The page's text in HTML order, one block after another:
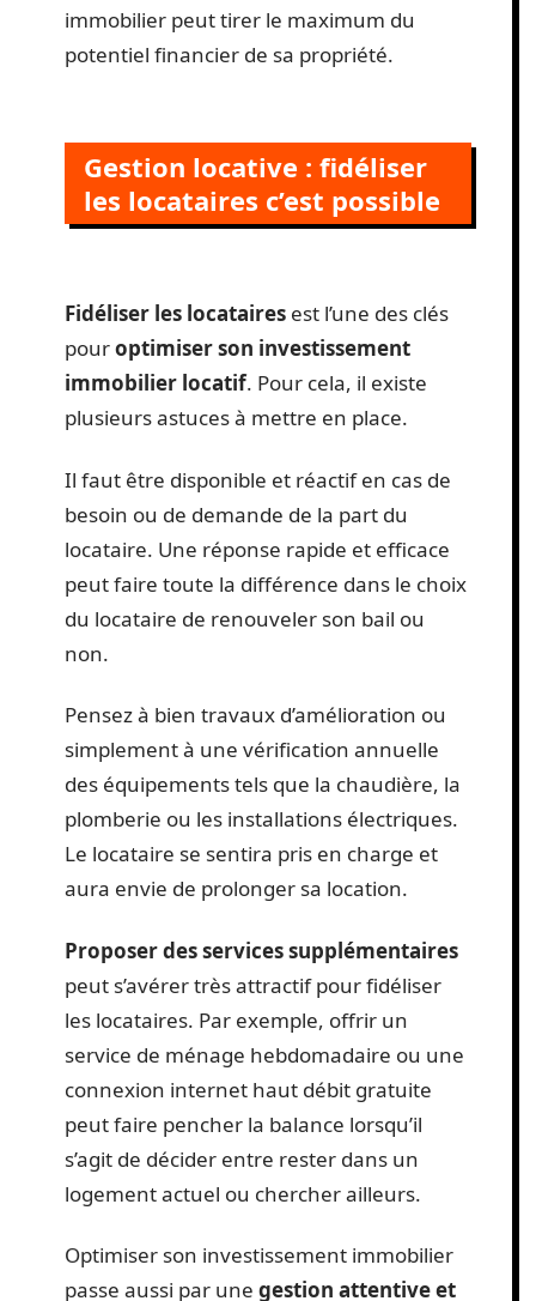
immobilier peut tirer le maximum du
potentiel financier de sa propriété.
Gestion locative : fidéliser
les locataires c’est possible
Fidéliser les locataires est l’une des clés
pouroptimiser son investissement
immobilier locatif. Pour cela, il existe
plusieurs astuces à mettre en place.
Il faut être disponible et réactif en cas de
besoin ou de demande de la part du
locataire. Une réponse rapide et efficace
peut faire toute la différence dans le choix
du locataire de renouveler son bail ou
non.
Pensez à bien travaux d’amélioration ou
simplement à une vérification annuelle
des équipements tels que la chaudière, la
plomberie ou les installations électriques.
Le locataire se sentira pris en charge et
aura envie de prolonger sa location.
Proposer des services supplémentaires
peut s’avérer très attractif pour fidéliser
les locataires. Par exemple, offrir un
service de ménage hebdomadaire ou une
connexion internet haut débit gratuite
peut faire pencher la balance lorsqu’il
s’agit de décider entre rester dans un
logement actuel ou chercher ailleurs.
Optimiser son investissement immobilier
passe aussi par une gestion attentive et